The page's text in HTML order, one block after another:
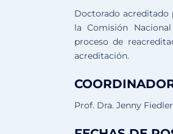
Doctorado acreditado
la Comisión
proceso de
acreditación.
Prof. Dra. Jenny